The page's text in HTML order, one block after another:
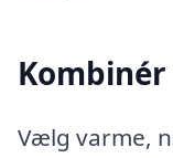
Vælg varme,